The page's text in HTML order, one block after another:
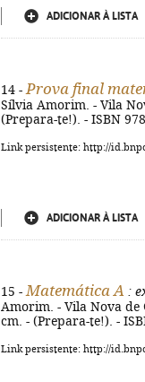
ADICIONAR À LISTA
14 - Prova final
Sílvia Amorim. - Vila
(Prepara-te!). - ISBN
Link persistente: http://
ADICIONAR À LISTA
15 - Matemática A :
Amorim. - Vila Nova de
cm. - (Prepara-te!). -
Link persistente: http://